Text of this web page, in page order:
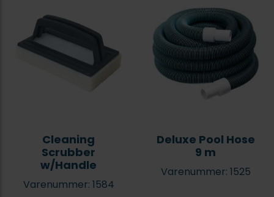
Cleaning
Scrubber
w/Handle
Varenummer: 1584
Deluxe Pool Hose
9 m
Varenummer: 1525